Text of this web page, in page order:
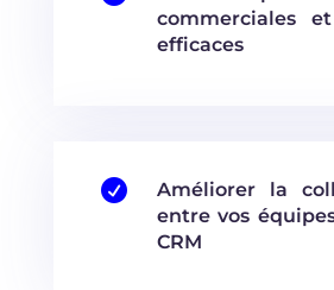
commerciales
efficaces

Améliorer la
entre vos
CRM